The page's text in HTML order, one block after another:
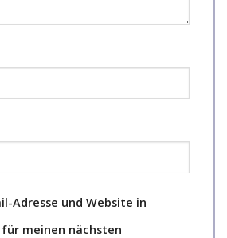
Adresse und Website in
meinen nächsten